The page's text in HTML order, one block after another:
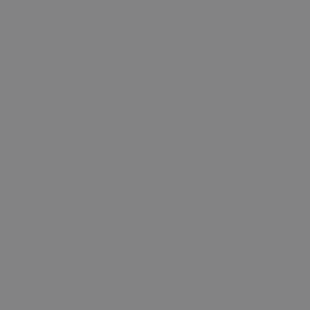
ανθρώπων
είναι επωφελές
σχετικά με